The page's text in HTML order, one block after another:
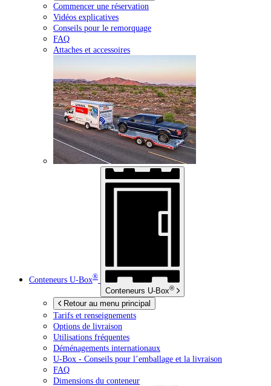
Commencer une réservation
Vidéos explicatives
Conseils pour le remorquage
FAQ
Attaches et accessoires
Conteneurs U-Box®
Conteneurs U-Box®
Retour au menu principal
Tarifs et renseignements
Options de livraison
Utilisations fréquentes
Déménagements internationaux
U-Box - Conseils pour l’emballage et la livraison
FAQ
Dimensions du conteneur